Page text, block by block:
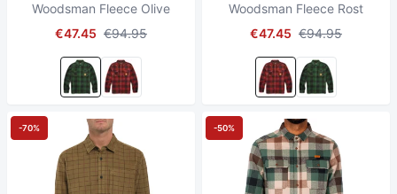
Woodsman Fleece Olive
€47.45 €94.95
Woodsman Fleece Rost
€47.45 €94.95
-70% -50%